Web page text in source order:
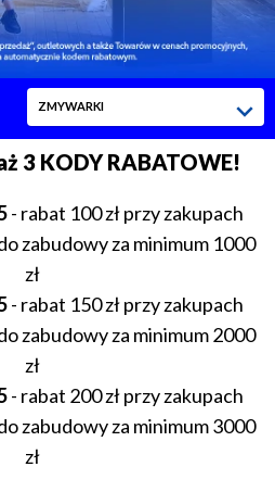
ZMYWARKI
3️ KODY RABATOWE!
- rabat 100 zł przy zakupach
zabudowy za minimum 1000
zł
- rabat 150 zł przy zakupach
zabudowy za minimum 2000
zł
- rabat 200 zł przy zakupach
zabudowy za minimum 3000
zł